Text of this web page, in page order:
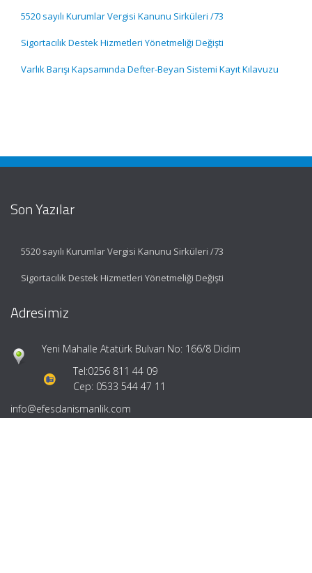
5520 sayılı Kurumlar Vergisi Kanunu Sirküleri /73
Sigortacılık Destek Hizmetleri Yönetmeliği Değişti
Varlık Barışı Kapsamında Defter-Beyan Sistemi Kayıt Kılavuzu
Son Yazılar
5520 sayılı Kurumlar Vergisi Kanunu Sirküleri /73
Sigortacılık Destek Hizmetleri Yönetmeliği Değişti
Adresimiz
Yeni Mahalle Atatürk Bulvarı No: 166/8 Didim
Tel:0256 811 44 09
Cep: 0533 544 47 11
info@efesdanismanlik.com